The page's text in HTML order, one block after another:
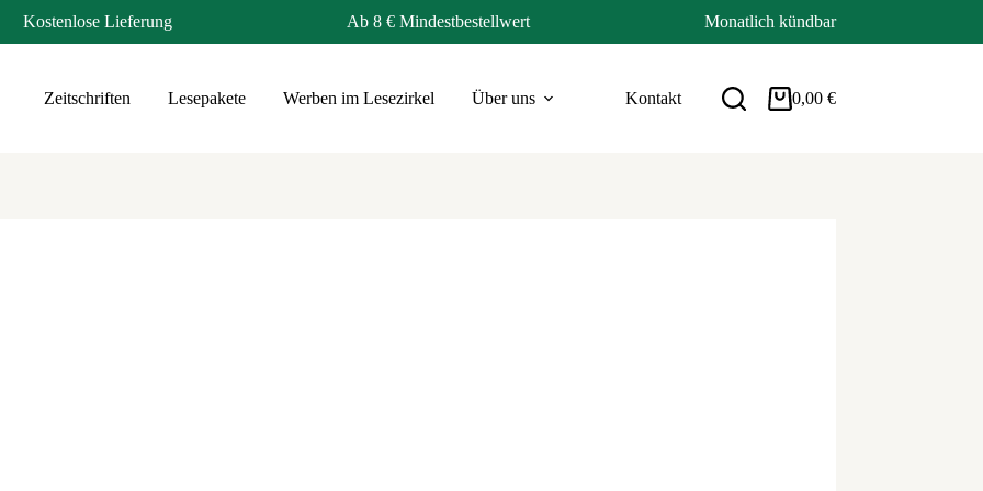
Kostenlose Lieferung Ab 8 € Mindestbestellwert Monatlich kündbar
Zeitschriften Lesepakete Werben im Lesezirkel Über uns Kontakt Warenkorb
0,00 €